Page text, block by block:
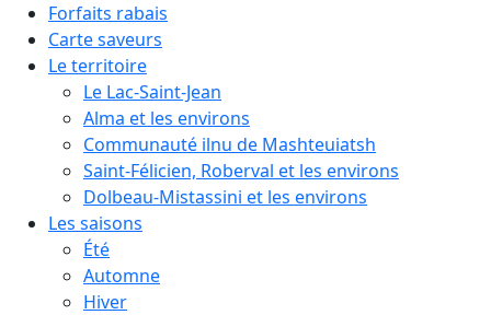
Forfaits rabais
Carte saveurs
Le territoire
Le Lac-Saint-Jean
Alma et les environs
Communauté ilnu de Mashteuiatsh
Saint-Félicien, Roberval et les environs
Dolbeau-Mistassini et les environs
Les saisons
Été
Automne
Hiver